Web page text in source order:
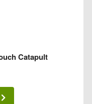
Catapult